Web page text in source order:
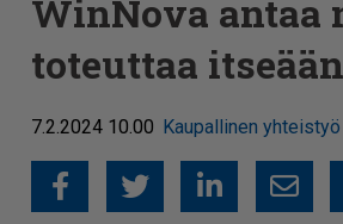
WinNova antaa
toteuttaa
7.2.2024 10.00 Kaupallinen yhteistyö
FacebookTwitter